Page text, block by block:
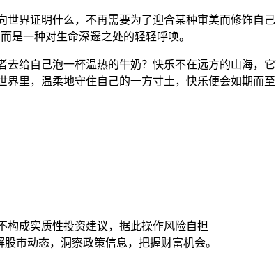
界证明什么，不再需要为了迎合某种审美而修饰自
是一种对生命深邃之处的轻轻呼唤。
给自己泡一杯温热的牛奶？快乐不在远方的山海，
里，温柔地守住自己的一方寸土，快乐便会如期而
构成实质性投资建议，据此操作风险自担
市动态，洞察政策信息，把握财富机会。